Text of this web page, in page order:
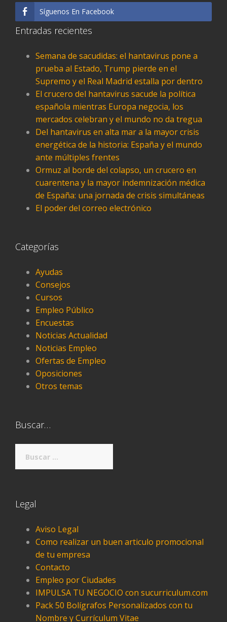
Síguenos En Facebook
Entradas recientes
Semana de sacudidas: el hantavirus pone a
prueba al Estado, Trump pierde en el
Supremo y el Real Madrid estalla por dentro
El crucero del hantavirus sacude la política
española mientras Europa negocia, los
mercados celebran y el mundo no da tregua
Del hantavirus en alta mar a la mayor crisis
energética de la historia: España y el mundo
ante múltiples frentes
Ormuz al borde del colapso, un crucero en
cuarentena y la mayor indemnización médica
de España: una jornada de crisis simultáneas
El poder del correo electrónico
Categorías
Ayudas
Consejos
Cursos
Empleo Público
Encuestas
Noticias Actualidad
Noticias Empleo
Ofertas de Empleo
Oposiciones
Otros temas
Buscar…
Legal
Aviso Legal
Como realizar un buen articulo promocional
de tu empresa
Contacto
Empleo por Ciudades
IMPULSA TU NEGOCIO con sucurriculum.com
Pack 50 Bolígrafos Personalizados con tu
Nombre y Currículum Vitae